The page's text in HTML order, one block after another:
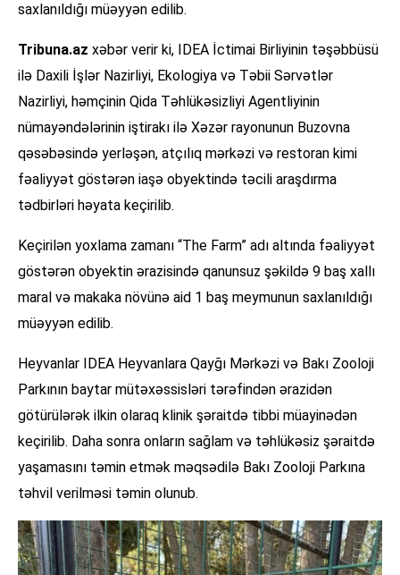
saxlanıldığı müəyyən edilib.
Tribuna.az xəbər verir ki, IDEA İctimai Birliyinin təşəbbüsü
ilə Daxili İşlər Nazirliyi, Ekologiya və Təbii Sərvətlər
Nazirliyi, həmçinin Qida Təhlükəsizliyi Agentliyinin
nümayəndələrinin iştirakı ilə Xəzər rayonunun Buzovna
qəsəbəsində yerləşən, atçılıq mərkəzi və restoran kimi
fəaliyyət göstərən iaşə obyektində təcili araşdırma
tədbirləri həyata keçirilib.
Keçirilən yoxlama zamanı “The Farm” adı altında fəaliyyət
göstərən obyektin ərazisində qanunsuz şəkildə 9 baş xallı
maral və makaka növünə aid 1 baş meymunun saxlanıldığı
müəyyən edilib.
Heyvanlar IDEA Heyvanlara Qayğı Mərkəzi və Bakı Zooloji
Parkının baytar mütəxəssisləri tərəfindən ərazidən
götürülərək ilkin olaraq klinik şəraitdə tibbi müayinədən
keçirilib. Daha sonra onların sağlam və təhlükəsiz şəraitdə
yaşamasını təmin etmək məqsədilə Bakı Zooloji Parkına
təhvil verilməsi təmin olunub.